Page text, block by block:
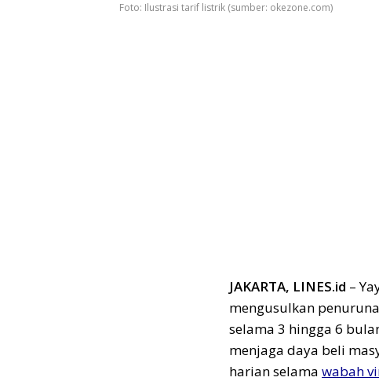
Foto: Ilustrasi tarif listrik (sumber: okezone.com)
JAKARTA, LINES.id –
mengusulkan
selama 3 hingga 6
menjaga daya beli
harian selama wabah